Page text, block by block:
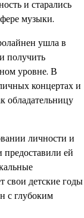
и старались
музыки.
ушла в
получить
уровне. В
концертах и
обладательницу
личности и
ей
свои детские годы
с глубоким